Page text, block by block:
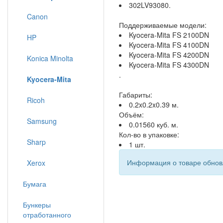
302LV93080.
Поддерживаемые модели:
Kyocera-Mita FS 2100DN
Kyocera-Mita FS 4100DN
Kyocera-Mita FS 4200DN
Kyocera-Mita FS 4300DN
.
Габариты:
0.2x0.2x0.39 м.
Объём:
0.01560 куб. м.
Кол-во в упаковке:
1 шт.
Информация о товаре
Canon
HP
Konica Minolta
Kyocera-Mita
Ricoh
Samsung
Sharp
Xerox
Бумага
Бункеры
отработанного